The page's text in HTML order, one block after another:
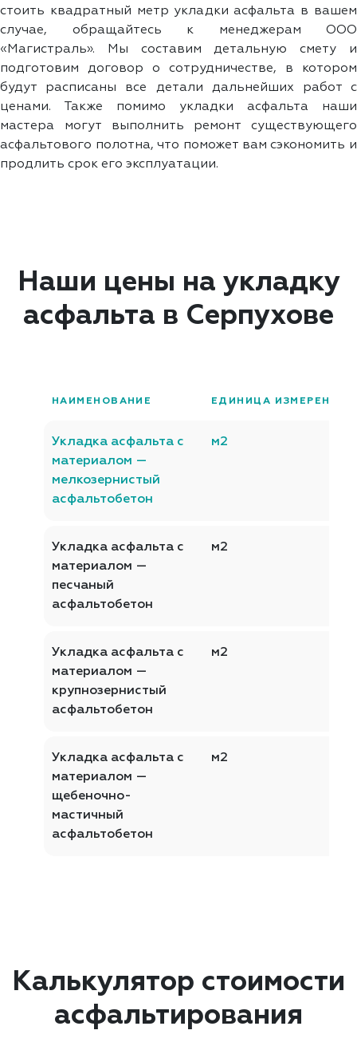
стоить квадратный метр укладки асфальта в вашем
случае, обращайтесь к менеджерам ООО
«Магистраль». Мы составим детальную смету и
подготовим договор о сотрудничестве, в котором
будут расписаны все детали дальнейших работ с
ценами. Также помимо укладки асфальта наши
мастера могут выполнить ремонт существующего
асфальтового полотна, что поможет вам сэкономить и
продлить срок его эксплуатации.
Наши цены на укладку
асфальта в Серпухове
НАИМЕНОВАНИЕ ЕДИНИЦА ИЗМЕРЕНИЯ
Укладка асфальта с
материалом —
мелкозернистый
асфальтобетон
м2
Укладка асфальта с
материалом —
песчаный
асфальтобетон
м2
Укладка асфальта с
материалом —
крупнозернистый
асфальтобетон
м2
Укладка асфальта с
материалом —
щебеночно-
мастичный
асфальтобетон
м2
Калькулятор стоимости
асфальтирования